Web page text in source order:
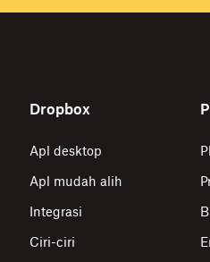
Dropbox
Apl desktop
Apl mudah alih
Integrasi
Ciri-ciri